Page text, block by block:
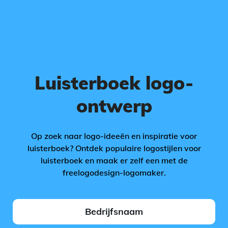
Luisterboek logo-
ontwerp
Op zoek naar logo-ideeën en inspiratie voor
luisterboek? Ontdek populaire logostijlen voor
luisterboek en maak er zelf een met de
freelogodesign-logomaker.